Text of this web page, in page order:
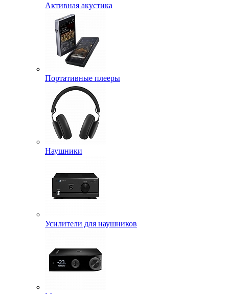
Активная акустика
Портативные плееры
Наушники
Усилители для наушников